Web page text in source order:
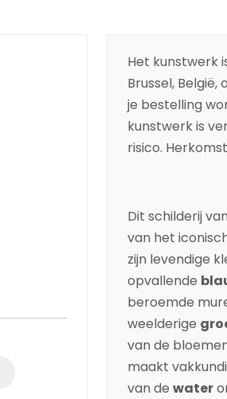
Het kunstwerk
Brussel,
je bestelling
kunstwerk is
risico.
Dit schilderij
van het
zijn levendige
opvallende
beroemde
weelderige
van de
maakt
van de water